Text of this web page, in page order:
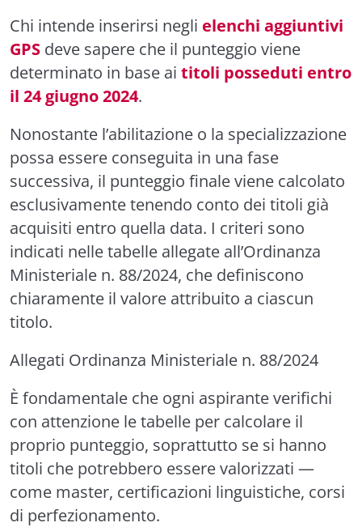
Chi intende inserirsi negli elenchi aggiuntivi
GPS deve sapere che il punteggio viene
determinato in base ai titoli posseduti entro
il 24 giugno 2024.
Nonostante l’abilitazione o la specializzazione
possa essere conseguita in una fase
successiva, il punteggio finale viene calcolato
esclusivamente tenendo conto dei titoli già
acquisiti entro quella data. I criteri sono
indicati nelle tabelle allegate all’Ordinanza
Ministeriale n. 88/2024, che definiscono
chiaramente il valore attribuito a ciascun
titolo.
Allegati Ordinanza Ministeriale n. 88/2024
È fondamentale che ogni aspirante verifichi
con attenzione le tabelle per calcolare il
proprio punteggio, soprattutto se si hanno
titoli che potrebbero essere valorizzati —
come master, certificazioni linguistiche, corsi
di perfezionamento.